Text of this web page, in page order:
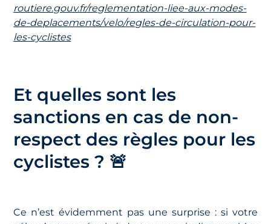
routiere.gouv.fr/reglementation-liee-aux-modes-
de-deplacements/velo/regles-de-circulation-pour-
les-cyclistes
Et quelles sont les
sanctions en cas de non-
respect des règles pour les
cyclistes ? 🚨
Ce n’est évidemment pas une surprise : si votre